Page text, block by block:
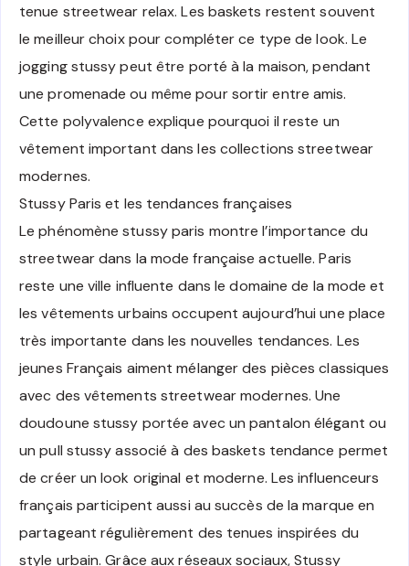
tenue streetwear relax. Les baskets restent souvent
le meilleur choix pour compléter ce type de look. Le
jogging stussy peut être porté à la maison, pendant
une promenade ou même pour sortir entre amis.
Cette polyvalence explique pourquoi il reste un
vêtement important dans les collections streetwear
modernes.
Stussy Paris et les tendances françaises
Le phénomène stussy paris montre l’importance du
streetwear dans la mode française actuelle. Paris
reste une ville influente dans le domaine de la mode et
les vêtements urbains occupent aujourd’hui une place
très importante dans les nouvelles tendances. Les
jeunes Français aiment mélanger des pièces classiques
avec des vêtements streetwear modernes. Une
doudoune stussy portée avec un pantalon élégant ou
un pull stussy associé à des baskets tendance permet
de créer un look original et moderne. Les influenceurs
français participent aussi au succès de la marque en
partageant régulièrement des tenues inspirées du
style urbain. Grâce aux réseaux sociaux, Stussy